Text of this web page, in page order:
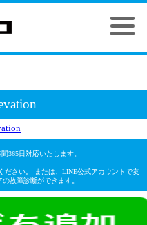
365日対応いたします。
ださい。 または、LINE公式アカウントで友
故障診断ができます。